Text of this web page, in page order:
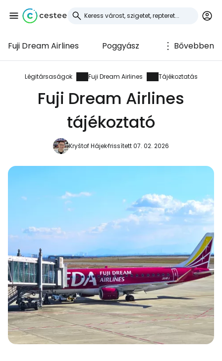
Fuji Dream Airlines Poggyász Bővebben
Légitársaságok Fuji Dream Airlines Tájékoztatás
Fuji Dream Airlines
tájékoztató
Kryštof Hájekfrissített 07. 02. 2026
Bejelentkezés a
Cestee-be
... az utazási közösség világszerte
Folytatás a Google-lal
Folytassa e-mailben